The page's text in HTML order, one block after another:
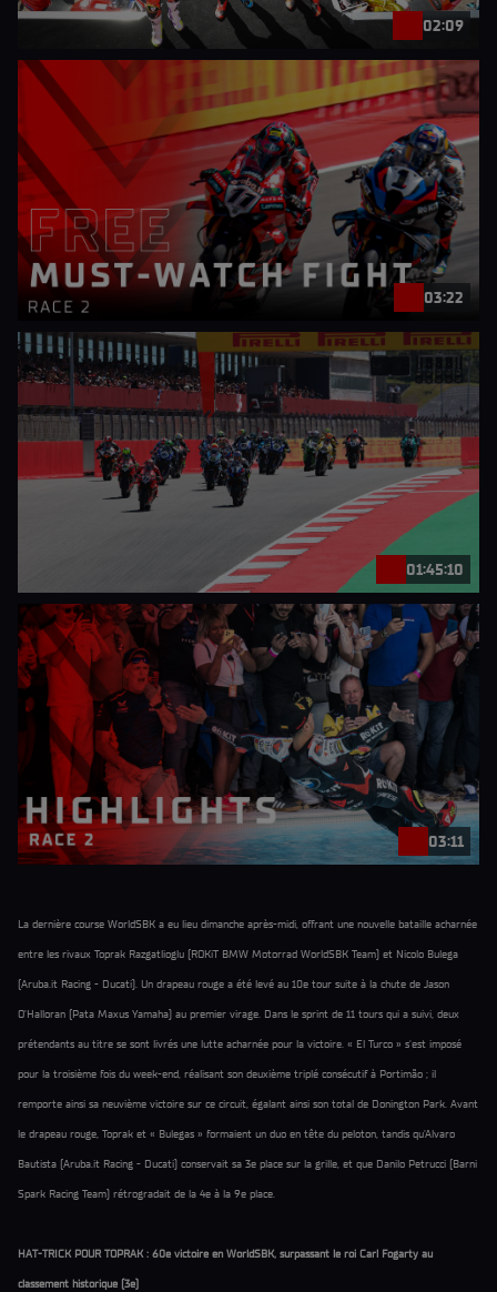
02:09
03:22
01:45:10
03:11
La dernière course WorldSBK a eu lieu dimanche après-midi, offrant une nouvelle bataille acharnée
entre les rivaux Toprak Razgatlioglu (ROKiT BMW Motorrad WorldSBK Team) et Nicolo Bulega
(Aruba.it Racing - Ducati). Un drapeau rouge a été levé au 10e tour suite à la chute de Jason
O'Halloran (Pata Maxus Yamaha) au premier virage. Dans le sprint de 11 tours qui a suivi, deux
prétendants au titre se sont livrés une lutte acharnée pour la victoire. « El Turco » s'est imposé
pour la troisième fois du week-end, réalisant son deuxième triplé consécutif à Portimão ; il
remporte ainsi sa neuvième victoire sur ce circuit, égalant ainsi son total de Donington Park. Avant
le drapeau rouge, Toprak et « Bulegas » formaient un duo en tête du peloton, tandis qu'Alvaro
Bautista (Aruba.it Racing - Ducati) conservait sa 3e place sur la grille, et que Danilo Petrucci (Barni
Spark Racing Team) rétrogradait de la 4e à la 9e place.
HAT-TRICK POUR TOPRAK : 60e victoire en WorldSBK, surpassant le roi Carl Fogarty au
classement historique (3e)